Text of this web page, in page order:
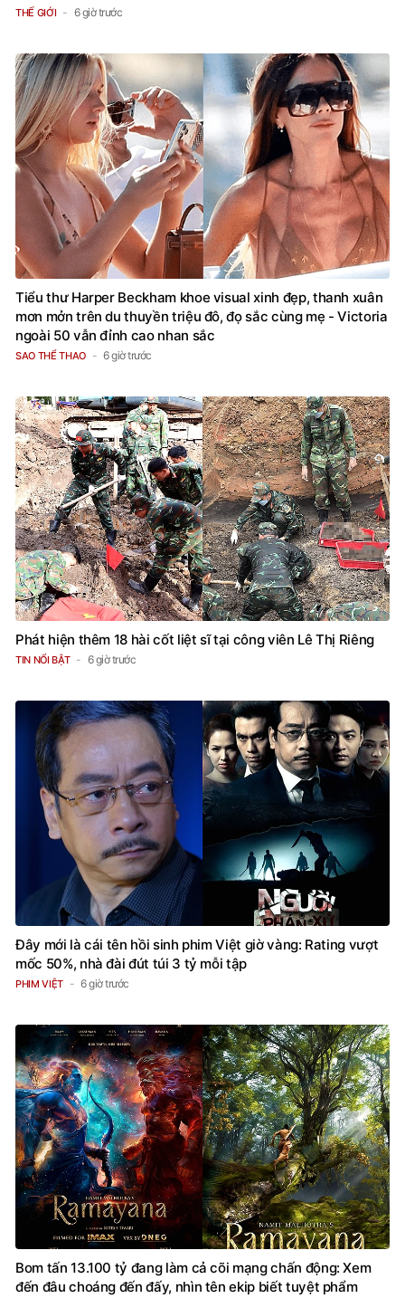
THẾ GIỚI 6 giờ trước
Tiểu thư Harper Beckham khoe visual xinh đẹp, thanh xuân
mơn mởn trên du thuyền triệu đô, đọ sắc cùng mẹ - Victoria
ngoài 50 vẫn đỉnh cao nhan sắc
SAO THỂ THAO 6 giờ trước
Phát hiện thêm 18 hài cốt liệt sĩ tại công viên Lê Thị Riêng
TIN NỔI BẬT 6 giờ trước
Đây mới là cái tên hồi sinh phim Việt giờ vàng: Rating vượt
mốc 50%, nhà đài đút túi 3 tỷ mỗi tập
PHIM VIỆT 6 giờ trước
Bom tấn 13.100 tỷ đang làm cả cõi mạng chấn động: Xem
đến đâu choáng đến đấy, nhìn tên ekip biết tuyệt phẩm